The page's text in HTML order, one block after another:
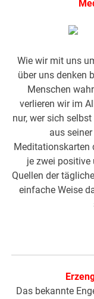
Wie wir mit uns
über uns denken
Menschen
verlieren wir im
nur, wer sich
aus
Meditationskarten
je zwei positive
Quellen der
einfache Weise
Das bekannte